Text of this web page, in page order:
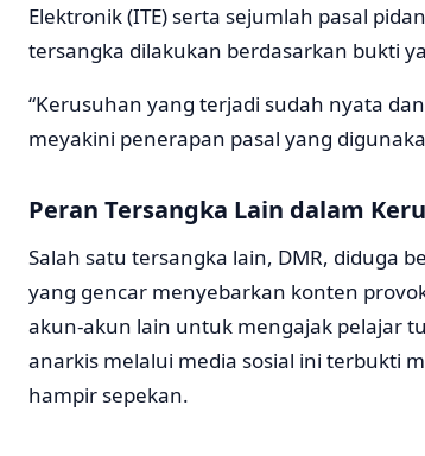
Elektronik (ITE) serta sejumlah pasal
tersangka dilakukan berdasarkan bukti
“Kerusuhan yang terjadi sudah nyata
meyakini penerapan pasal yang
Peran Tersangka Lain dalam
Salah satu tersangka lain, DMR, diduga
yang gencar menyebarkan konten
akun-akun lain untuk mengajak pelajar
anarkis melalui media sosial ini terbukti
hampir sepekan.